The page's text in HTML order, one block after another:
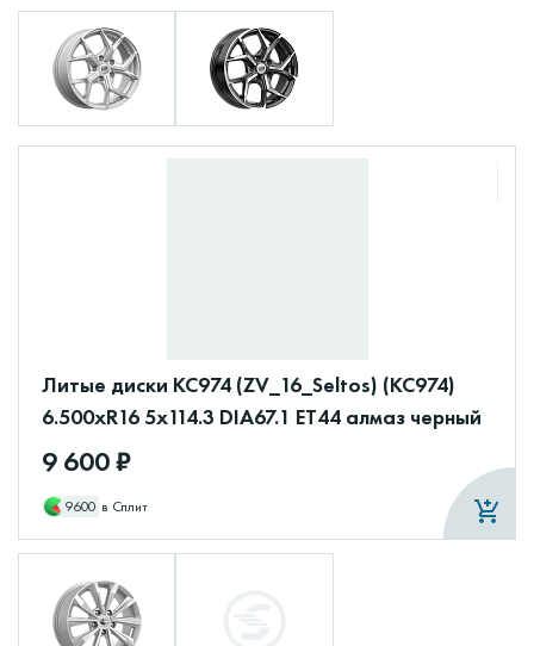
Литые диски КС974 (ZV_16_Seltos) (КС974)
6.500xR16 5x114.3 DIA67.1 ET44 алмаз черный
9 600 ₽
9600 в Сплит